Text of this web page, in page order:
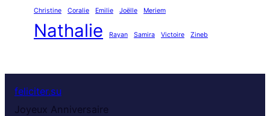
Christine Coralie Emilie Joëlle Meriem
Nathalie Rayan Samira Victoire Zineb
feliciter.su
Joyeux Anniversaire